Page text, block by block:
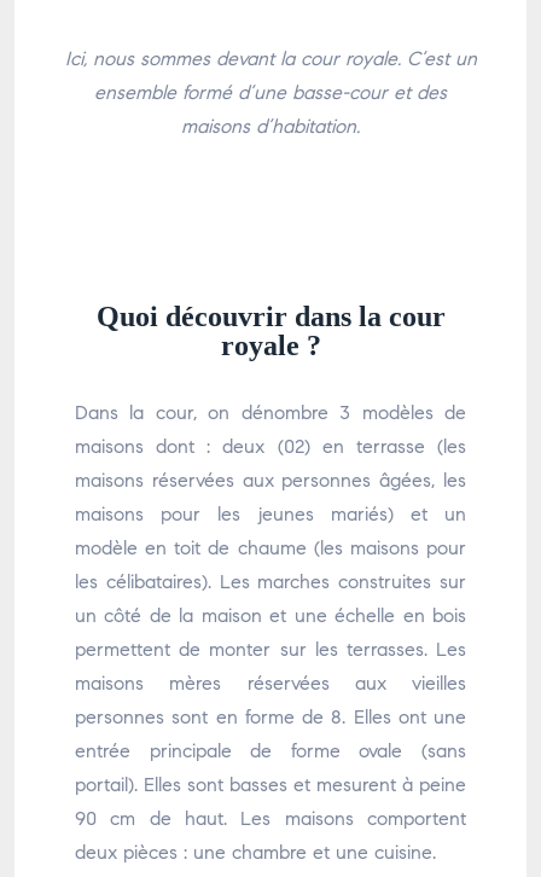
Ici, nous sommes devant la cour royale. C’est un
ensemble formé d’une basse-cour et des
maisons d’habitation.
Quoi découvrir dans la cour
royale ?
Dans la cour, on dénombre 3 modèles de
maisons dont : deux (02) en terrasse (les
maisons réservées aux personnes âgées, les
maisons pour les jeunes mariés) et un
modèle en toit de chaume (les maisons pour
les célibataires). Les marches construites sur
un côté de la maison et une échelle en bois
permettent de monter sur les terrasses. Les
maisons mères réservées aux vieilles
personnes sont en forme de 8. Elles ont une
entrée principale de forme ovale (sans
portail). Elles sont basses et mesurent à peine
90 cm de haut. Les maisons comportent
deux pièces : une chambre et une cuisine.